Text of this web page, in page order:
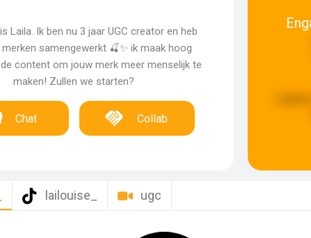
Laila. Ik ben nu 3 jaar UGC creator en heb
samengewerkt 🍒✨ ik maak hoog
content om jouw merk meer menselijk te
maken! Zullen we starten?
Chat Collab
lailouise_ ugc